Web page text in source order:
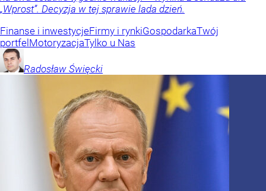
„Wprost”. Decyzja w tej sprawie lada dzień.
Finanse i inwestycjeFirmy i rynkiGospodarkaTwój
portfelMotoryzacjaTylko u Nas
Radosław Święcki